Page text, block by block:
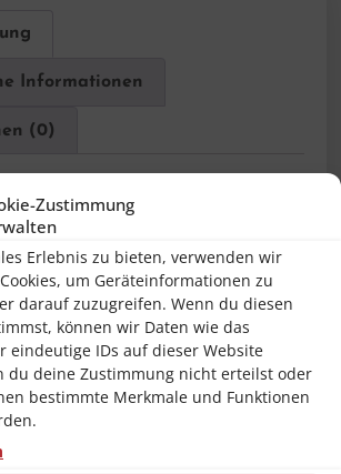
Zustimmung
Erlebnis zu bieten, verwenden wir
um Geräteinformationen zu
darauf zuzugreifen. Wenn du diesen
können wir Daten wie das
eindeutige IDs auf dieser Website
du deine Zustimmung nicht erteilst oder
bestimmte Merkmale und Funktionen
Informationen
(0)
wurde bereits im
und gehört heute zur
der Hersteller von
und Kleingeräten für
und Haushalt. Die Geräte
begeistern neben
auch